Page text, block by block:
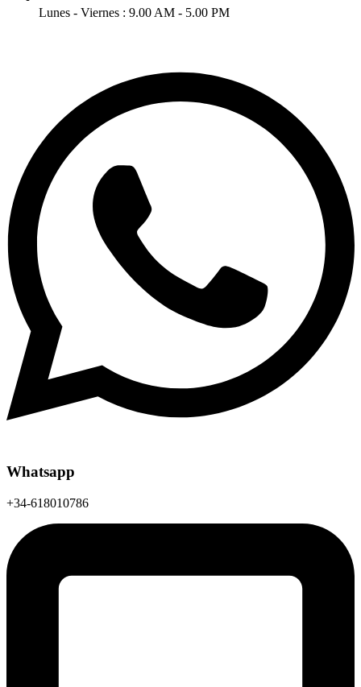
Lunes - Viernes : 9.00 AM - 5.00 PM
Whatsapp
+34-618010786